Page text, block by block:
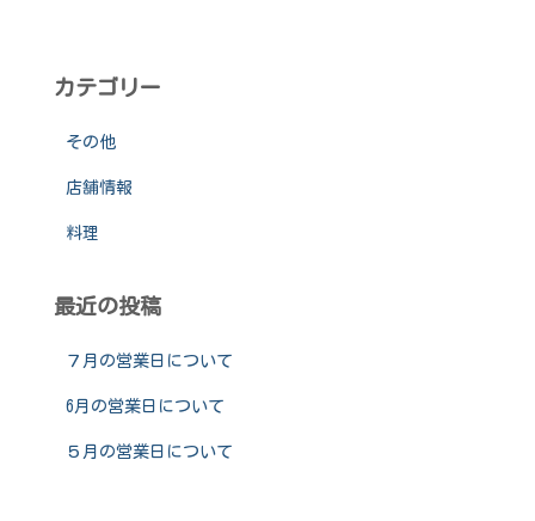
カテゴリー
その他
店舗情報
料理
最近の投稿
７月の営業日について
6月の営業日について
５月の営業日について